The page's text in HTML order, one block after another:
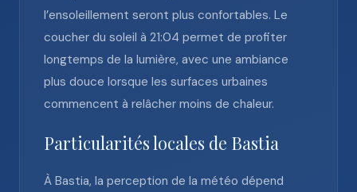
l’ensoleillement seront plus confortables. Le
coucher du soleil à 21:04 permet de profiter
longtemps de la lumière, avec une ambiance
plus douce lorsque les surfaces urbaines
commencent à relâcher moins de chaleur.
Particularités locales de Bastia
À Bastia, la perception de la météo dépend